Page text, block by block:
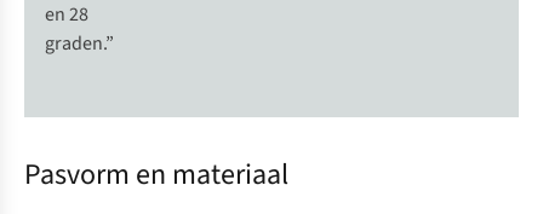
en 28
graden.”
Pasvorm en materiaal